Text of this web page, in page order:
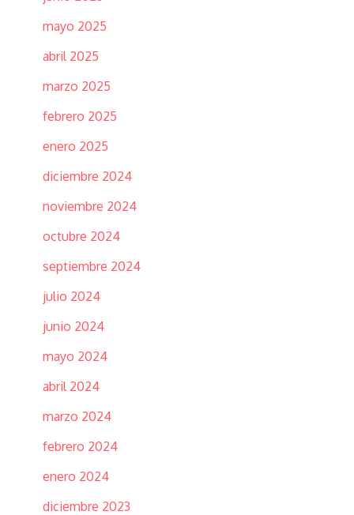
mayo 2025
abril 2025
marzo 2025
febrero 2025
enero 2025
diciembre 2024
noviembre 2024
octubre 2024
septiembre 2024
julio 2024
junio 2024
mayo 2024
abril 2024
marzo 2024
febrero 2024
enero 2024
diciembre 2023